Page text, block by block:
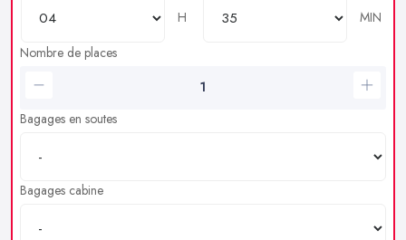
H
MIN
Nombre de places
Bagages en soutes
Bagages cabine